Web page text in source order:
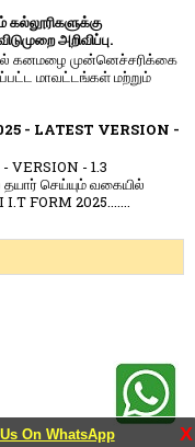
On WhatsApp X
அறிவிப்பு.
கனமழை முன்னெச்சரிக்கை
மாவட்டங்கள் மற்றும்
- LATEST VERSION -
VERSION - 1.3
தயார் செய்யும் வகையில்
FORM 2025.......